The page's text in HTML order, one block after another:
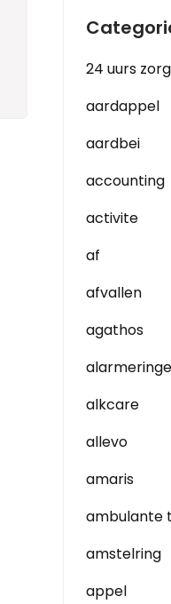
24 uurs zorg
aardappel
aardbei
accounting
activite
af
afvallen
agathos
alkcare
allevo
amaris
ambulante
amstelring
appel